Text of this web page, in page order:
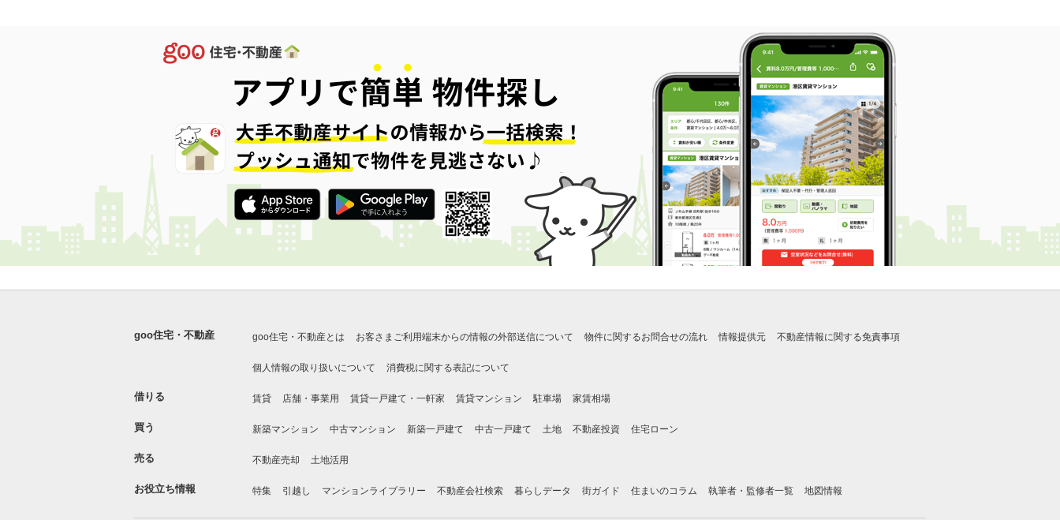
goo住宅・不動産 goo住宅・不動産とは お客さまご利用端末からの情報の外部送信について 物件に関するお問合せの流れ 情報提供元 不動産情報に関する免責事項
個人情報の取り扱いについて 消費税に関する表記について
借りる 賃貸 店舗・事業用 賃貸一戸建て・一軒家 賃貸マンション 駐車場 家賃相場
買う 新築マンション 中古マンション 新築一戸建て 中古一戸建て 土地 不動産投資 住宅ローン
売る 不動産売却 土地活用
お役立ち情報 特集 引越し マンションライブラリー 不動産会社検索 暮らしデータ 街ガイド 住まいのコラム 執筆者・監修者一覧 地図情報